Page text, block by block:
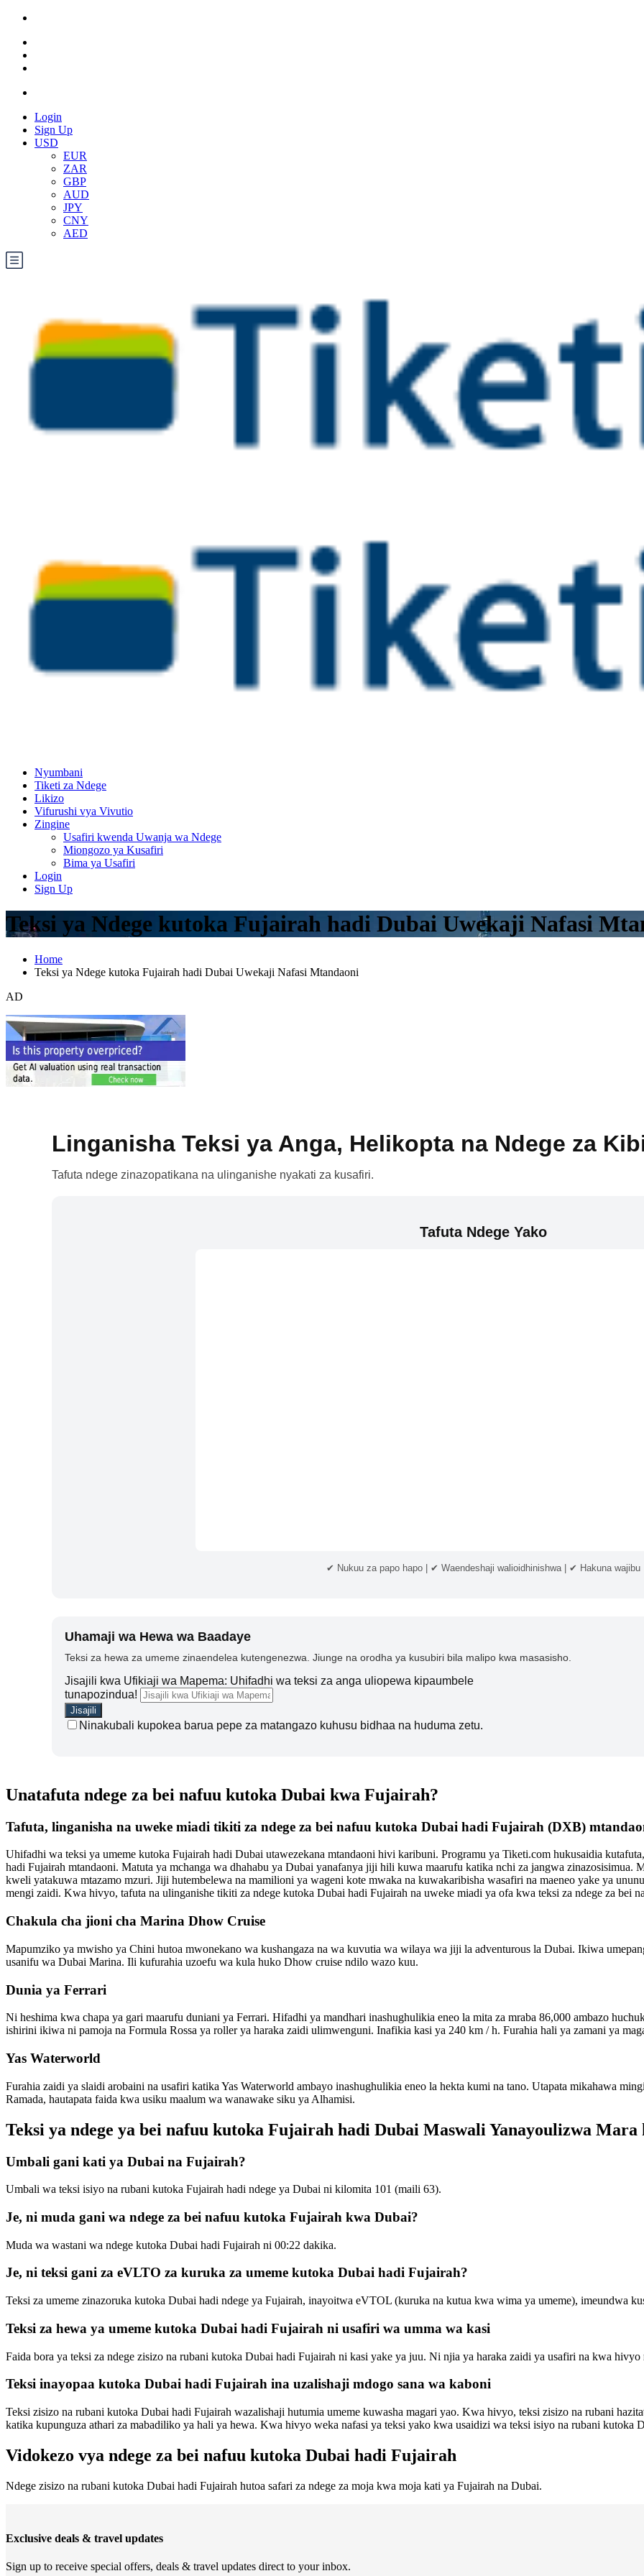
Login
Sign Up
USD
EUR
ZAR
GBP
AUD
JPY
CNY
AED
Nyumbani
Tiketi za Ndege
Likizo
Vifurushi vya Vivutio
Zingine
Usafiri kwenda Uwanja wa Ndege
Miongozo ya Kusafiri
Bima ya Usafiri
Login
Sign Up
Teksi ya Ndege kutoka Fujairah hadi Dubai Uwekaji Nafasi
Home
Teksi ya Ndege kutoka Fujairah hadi Dubai Uwekaji Nafasi Mtandaoni
AD
Linganisha Teksi ya Anga, Helikopta na Ndege za
Tafuta ndege zinazopatikana na ulinganishe nyakati za kusafiri.
Tafuta Ndege Yako
✔ Nukuu za papo hapo | ✔ Waendeshaji walioidhinishwa | ✔ Hakuna wajibu
Uhamaji wa Hewa wa Baadaye
Teksi za hewa za umeme zinaendelea kutengenezwa. Jiunge na orodha ya kusubiri bila malipo kwa masasisho.
Jisajili kwa Ufikiaji wa Mapema: Uhifadhi wa teksi za anga uliopewa kipaumbele
tunapozindua!
Ninakubali kupokea barua pepe za matangazo kuhusu bidhaa na huduma zetu.
Unatafuta ndege za bei nafuu kutoka Dubai kwa Fujairah?
Tafuta, linganisha na uweke miadi tikiti za ndege za bei nafuu kutoka Dubai hadi Fujairah (DXB)
Uhifadhi wa teksi ya umeme kutoka Fujairah hadi Dubai utawezekana mtandaoni hivi karibuni. Programu ya Tiketi.com hukusaidia
hadi Fujairah mtandaoni. Matuta ya mchanga wa dhahabu ya Dubai yanafanya jiji hili kuwa maarufu katika nchi za jangwa zinazosisimua.
kweli yatakuwa mtazamo mzuri. Jiji hutembelewa na mamilioni ya wageni kote mwaka na kuwakaribisha wasafiri na maeneo yake ya
mengi zaidi. Kwa hivyo, tafuta na ulinganishe tikiti za ndege kutoka Dubai hadi Fujairah na uweke miadi ya ofa kwa teksi za ndege za bei
Chakula cha jioni cha Marina Dhow Cruise
Mapumziko ya mwisho ya Chini hutoa mwonekano wa kushangaza na wa kuvutia wa wilaya wa jiji la adventurous la Dubai. Ikiwa
usanifu wa Dubai Marina. Ili kufurahia uzoefu wa kula huko Dhow cruise ndilo wazo kuu.
Dunia ya Ferrari
Ni heshima kwa chapa ya gari maarufu duniani ya Ferrari. Hifadhi ya mandhari inashughulikia eneo la mita za mraba 86,000 ambazo
ishirini ikiwa ni pamoja na Formula Rossa ya roller ya haraka zaidi ulimwenguni. Inafikia kasi ya 240 km / h. Furahia hali ya zamani ya
Yas Waterworld
Furahia zaidi ya slaidi arobaini na usafiri katika Yas Waterworld ambayo inashughulikia eneo la hekta kumi na tano. Utapata mikahawa
Ramada, hautapata faida kwa usiku maalum wa wanawake siku ya Alhamisi.
Teksi ya ndege ya bei nafuu kutoka Fujairah hadi Dubai Maswali Yanayoulizwa
Umbali gani kati ya Dubai na Fujairah?
Umbali wa teksi isiyo na rubani kutoka Fujairah hadi ndege ya Dubai ni kilomita 101 (maili 63).
Je, ni muda gani wa ndege za bei nafuu kutoka Fujairah kwa Dubai?
Muda wa wastani wa ndege kutoka Dubai hadi Fujairah ni 00:22 dakika.
Je, ni teksi gani za eVLTO za kuruka za umeme kutoka Dubai hadi Fujairah?
Teksi za umeme zinazoruka kutoka Dubai hadi ndege ya Fujairah, inayoitwa eVTOL (kuruka na kutua kwa wima ya umeme), imeundwa
Teksi za hewa ya umeme kutoka Dubai hadi Fujairah ni usafiri wa umma wa kasi
Faida bora ya teksi za ndege zisizo na rubani kutoka Dubai hadi Fujairah ni kasi yake ya juu. Ni njia ya haraka zaidi ya usafiri na kwa
Teksi inayopaa kutoka Dubai hadi Fujairah ina uzalishaji mdogo sana wa kaboni
Teksi zisizo na rubani kutoka Dubai hadi Fujairah wazalishaji hutumia umeme kuwasha magari yao. Kwa hivyo, teksi zisizo na rubani
katika kupunguza athari za mabadiliko ya hali ya hewa. Kwa hivyo weka nafasi ya teksi yako kwa usaidizi wa teksi isiyo na rubani kutoka
Vidokezo vya ndege za bei nafuu kutoka Dubai hadi Fujairah
Ndege zisizo na rubani kutoka Dubai hadi Fujairah hutoa safari za ndege za moja kwa moja kati ya Fujairah na Dubai.
Exclusive deals & travel updates
Sign up to receive special offers, deals & travel updates direct to your inbox.